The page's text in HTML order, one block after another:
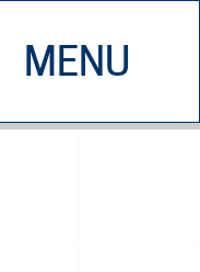
MENU
CHI SIAMO